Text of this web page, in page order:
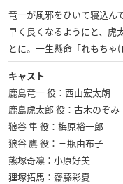
竜一が風邪をひいて寝込ん
早く良くなるようにと、虎
とに。一生懸命「れもちゃ
キャスト
鹿島竜一 役：西山宏太朗
鹿島虎太郎 役：古木のぞみ
狼谷 隼 役：梅原裕一郎
狼谷 鷹 役：三瓶由布子
熊塚奇凛：小原好美
狸塚拓馬：齋藤彩夏